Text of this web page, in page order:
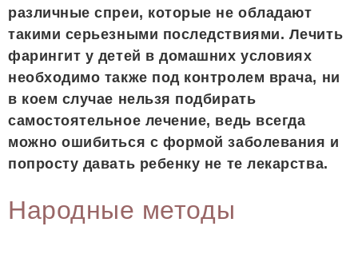
различные спреи, которые не обладают
такими серьезными последствиями. Лечить
фарингит у детей в домашних условиях
необходимо также под контролем врача, ни
в коем случае нельзя подбирать
самостоятельное лечение, ведь всегда
можно ошибиться с формой заболевания и
попросту давать ребенку не те лекарства.
Народные методы